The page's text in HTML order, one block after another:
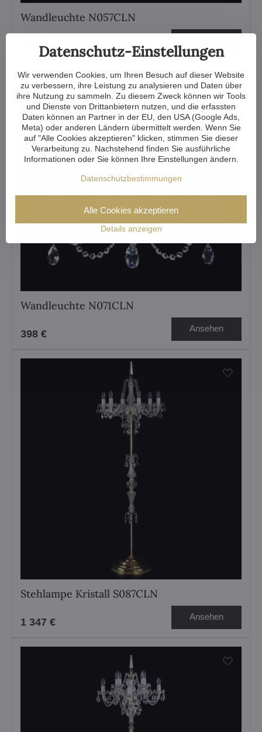
Wandleuchte N057CLN
225 €
Wandleuchte N071CLN
398 € Ansehen
Stehlampe Kristall S087CLN
1 347 € Ansehen
Datenschutz-Einstellungen
Wir verwenden Cookies, um Ihren Besuch auf dieser Website
zu verbessern, ihre Leistung zu analysieren und Daten über
ihre Nutzung zu sammeln. Zu diesem Zweck können wir Tools
und Dienste von Drittanbietern nutzen, und die erfassten
Daten können an Partner in der EU, den USA (Google Ads,
Meta) oder anderen Ländern übermittelt werden. Wenn Sie
auf "Alle Cookies akzeptieren" klicken, stimmen Sie dieser
Verarbeitung zu. Nachstehend finden Sie ausführliche
Informationen oder Sie können Ihre Einstellungen ändern.
Datenschutzbestimmungen
Details anzeigen
Alle Cookies akzeptieren